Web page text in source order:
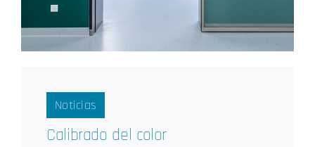
Noticias
Calibrado del color